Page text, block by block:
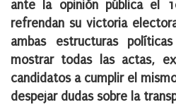
ante la opinión pública el
refrendan su victoria
ambas estructuras
mostrar todas las actas,
candidatos a cumplir el
despejar dudas sobre la